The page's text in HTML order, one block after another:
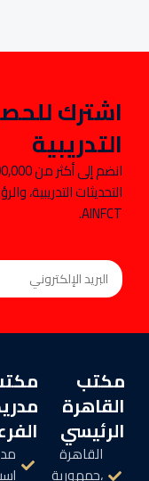
اشترك
التدريبية
التحديثات
AINFCT.
مكتب
القاهرة
الرئيسي
القاهرة
،جمهورية